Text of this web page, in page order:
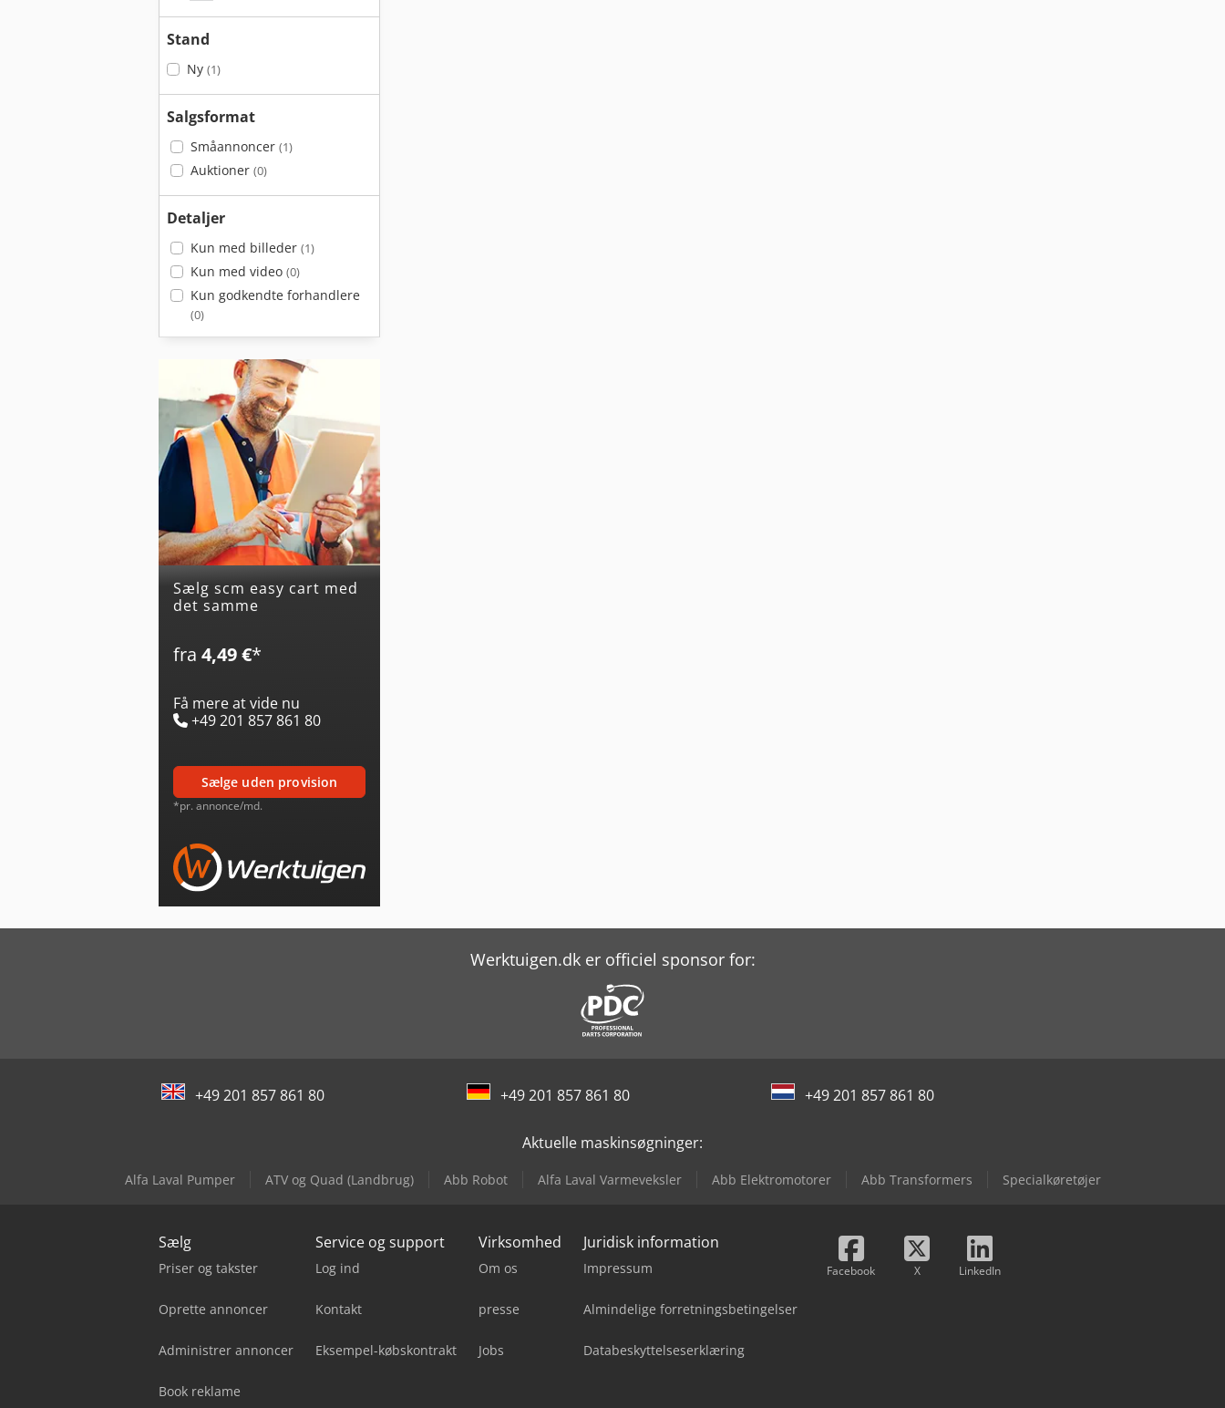
Stand
Ny (1)
Salgsformat
Småannoncer (1)
Auktioner (0)
Detaljer
Kun med billeder (1)
Kun med video (0)
Kun godkendte forhandlere
(0)
Sælg scm easy cart med
det samme
fra 4,49 €*
Få mere at vide nu
+49 201 857 861 80
sælge uden provision
*pr. annonce/md.
Werktuigen.dk er officiel sponsor for:
+49 201 857 861 80 +49 201 857 861 80 +49 201 857 861 80
Aktuelle maskinsøgninger:
Alfa Laval Pumper ATV og Quad (Landbrug) Abb Robot Alfa Laval Varmeveksler Abb Elektromotorer Abb Transformers Specialkøretøjer
Sælg
Priser og takster
Oprette annoncer
Administrer annoncer
Book reklame
Service og support
Log ind
Kontakt
Eksempel-købskontrakt
Virksomhed
Om os
presse
Jobs
Juridisk information
Impressum
Almindelige forretningsbetingelser
Databeskyttelseserklæring
Facebook X LinkedIn